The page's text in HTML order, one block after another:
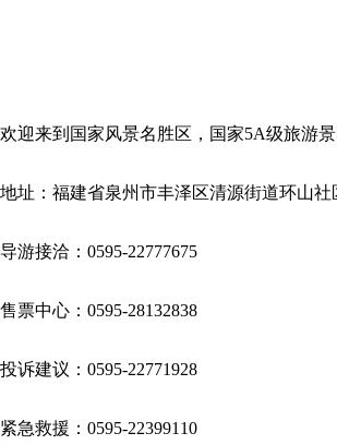
欢迎来到国家风景名胜区，国家5A级旅游
地址：福建省泉州市丰泽区清源街道环山社
导游接洽：0595-22777675
售票中心：0595-28132838
投诉建议：0595-22771928
紧急救援：0595-22399110